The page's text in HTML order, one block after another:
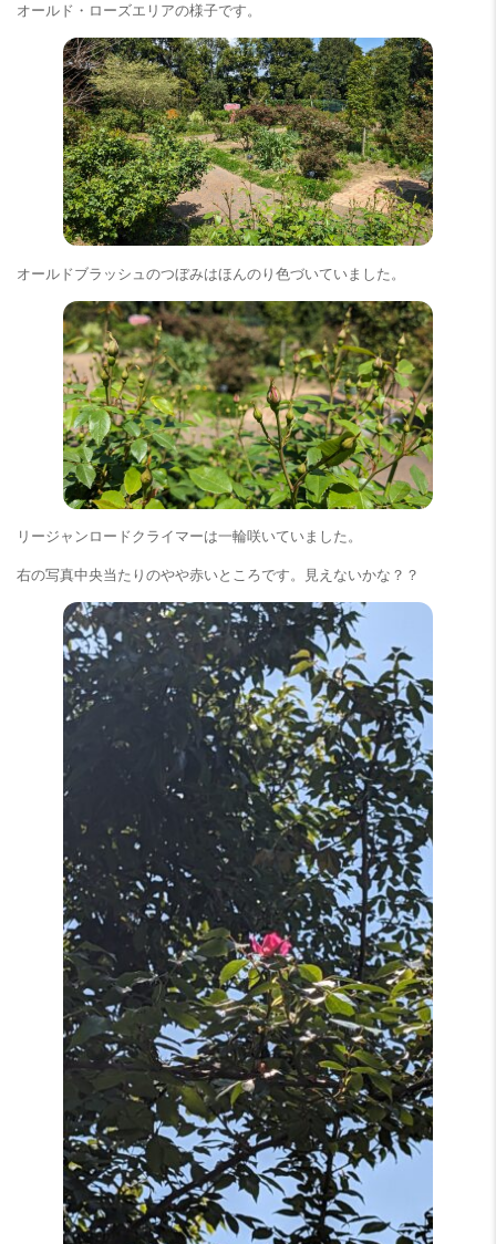
オールド・ローズエリアの様子です。
オールドブラッシュのつぼみはほんのり色づいていました。
リージャンロードクライマーは一輪咲いていました。
右の写真中央当たりのやや赤いところです。見えないかな？？